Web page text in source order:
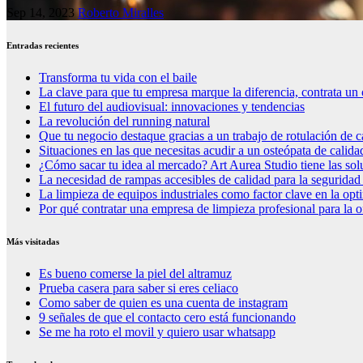
Sep 14, 2023Roberto Miralles
Entradas recientes
Transforma tu vida con el baile
La clave para que tu empresa marque la diferencia, contrata
El futuro del audiovisual: innovaciones y tendencias
La revolución del running natural
Que tu negocio destaque gracias a un trabajo de rotulación de
Situaciones en las que necesitas acudir a un osteópata de
¿Cómo sacar tu idea al mercado? Art Aurea Studio tiene las
La necesidad de rampas accesibles de calidad para la
La limpieza de equipos industriales como factor clave en la
Por qué contratar una empresa de limpieza profesional para la
Más visitadas
Es bueno comerse la piel del altramuz
Prueba casera para saber si eres celiaco
Como saber de quien es una cuenta de instagram
9 señales de que el contacto cero está funcionando
Se me ha roto el movil y quiero usar whatsapp